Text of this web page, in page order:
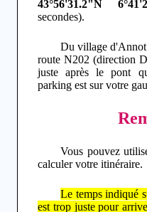
43°56'31.2"N
secondes).
Du village d'Annot
route N202 (direction
juste après le pont
parking est sur votre
Vous pouvez
calculer votre itinéraire.
Le temps indiqué
est trop juste pour